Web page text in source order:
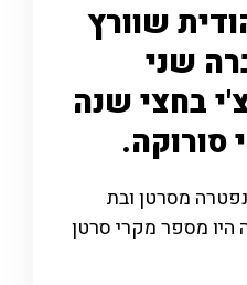
שוורץ
שעברה שני
בחצי שנה
סורוקה.
מסרטן ובת
מספר מקרי סרטן